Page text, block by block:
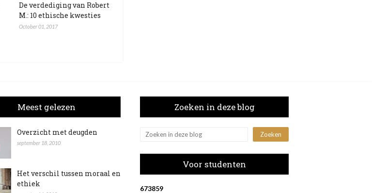
De verdediging van Robert
M.: 10 ethische kwesties
October 01, 2017
Meest gelezen
Overzicht met deugden
september 18, 2010
Het verschil tussen moraal en
ethiek
Zoeken in deze blog
Voor studenten
673859